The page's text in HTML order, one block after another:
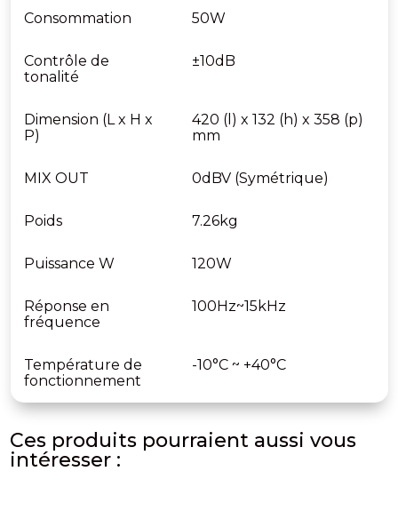
Consommation 50W
Contrôle de
tonalité
±10dB
Dimension (L x H x
P)
420 (l) x 132 (h) x 358 (p)
mm
MIX OUT 0dBV (Symétrique)
Poids 7.26kg
Puissance W 120W
Réponse en
fréquence
100Hz~15kHz
Température de
fonctionnement
-10°C ~ +40°C
Ces produits pourraient aussi vous
intéresser :